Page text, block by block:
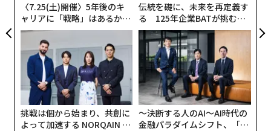
ついネガティブな情報ばかり追う「ドゥームスクロール」、AIで悪化する
可能性
スマホに届く「大量の通知」によるデジタル疲れを解決する2つの方法
幼少期からタブレットを使い「怒りっぽくなる」子どもたち、研究結果
タグ： スマートフォン 心理学 脳/脳科学 研究/研究結果
人とコンピューターの関係やサイバー心理学に関する査
読付き学術誌Computers in Human Behaviorに2012年
に発表された研究論文によると、幻想振動症候群とは、
そもそも通知が届いていないのにスマホの振動を感じた
り通知音を聞いたりしたように錯覚する現象をいう。俗
に「textaphrenia（テキスタフレニア、テキストメッセ
ージ依存症）」や「ringxiety（リングザエティ、着信不
安）」とも呼ばれる。
〈7.25(土)開催〉5年後のキ
ャリアに「戦略」はあるか。
トップエグゼクティブのキャ
リアに触れる1日│CAREER S
UMMIT 2026
伝統を礎に、未来を再定義す
る 125年企業BATが挑むス
モークレスな未来
挑戦は個から始まり、共創に
よって加速する NORQAIN JA
〜決断する人のAI〜AI時代の
金融パラダイムシフト、「超